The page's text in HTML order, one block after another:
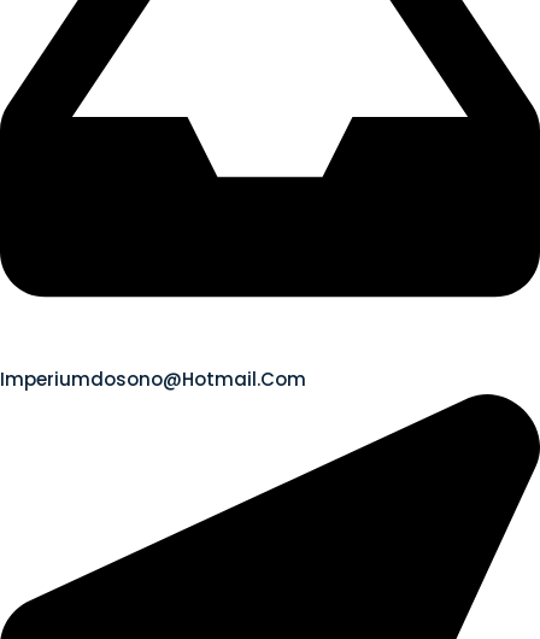
Imperiumdosono@hotmail.com